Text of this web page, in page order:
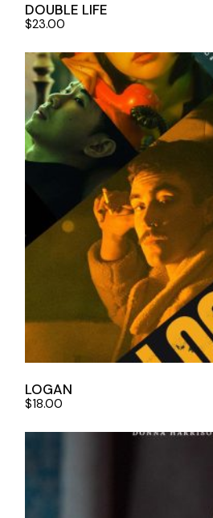
DOUBLE LIFE
$23.00
LOGAN
$18.00